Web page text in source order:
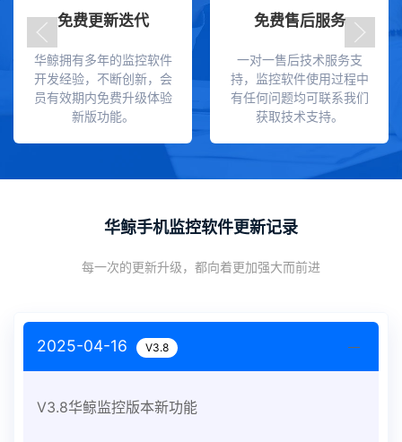
免费更新迭代
华鲸拥有多年的监控软件
开发经验，不断创新，会
员有效期内免费升级体验
新版功能。
免费售后服务
一对一售后技术服务支
持，监控软件使用过程中
有任何问题均可联系我们
获取技术支持。
华鲸手机监控软件更新记录
每一次的更新升级，都向着更加强大而前进
2025-04-16 V3.8
V3.8华鲸监控版本新功能